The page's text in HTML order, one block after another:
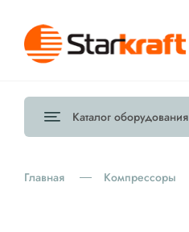
Каталог оборудования
Главная Компрессоры